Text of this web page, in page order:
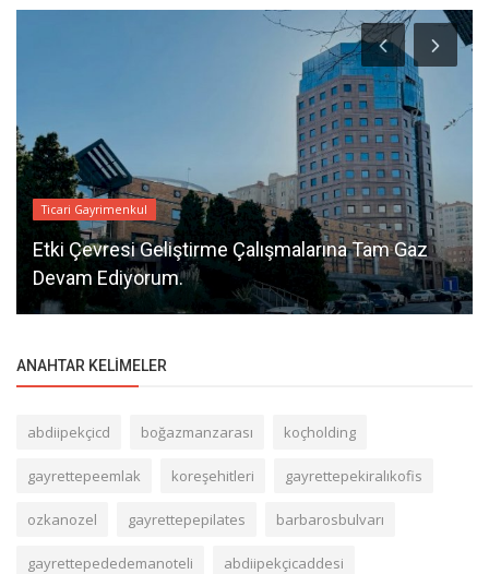
Ticari Gayrimenkul
Etki Çevresi Geliştirme Çalışmalarına Tam Gaz
Devam Ediyorum.
ANAHTAR KELIMELER
abdiipekçicd boğazmanzarası koçholding
gayrettepeemlak koreşehitleri gayrettepekiralıkofis
ozkanozel gayrettepepilates barbarosbulvarı
gayrettepededemanoteli abdiipekçicaddesi